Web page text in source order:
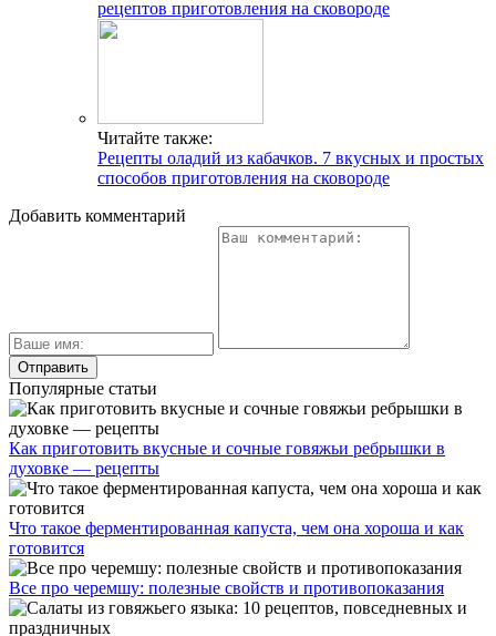
рецептов приготовления на сковороде
Читайте также:
Рецепты оладий из кабачков. 7 вкусных и простых
способов приготовления на сковороде
Добавить комментарий
Популярные статьи
Как приготовить вкусные и сочные говяжьи ребрышки в
духовке — рецепты
Что такое ферментированная капуста, чем она хороша и как
готовится
Все про черемшу: полезные свойств и противопоказания